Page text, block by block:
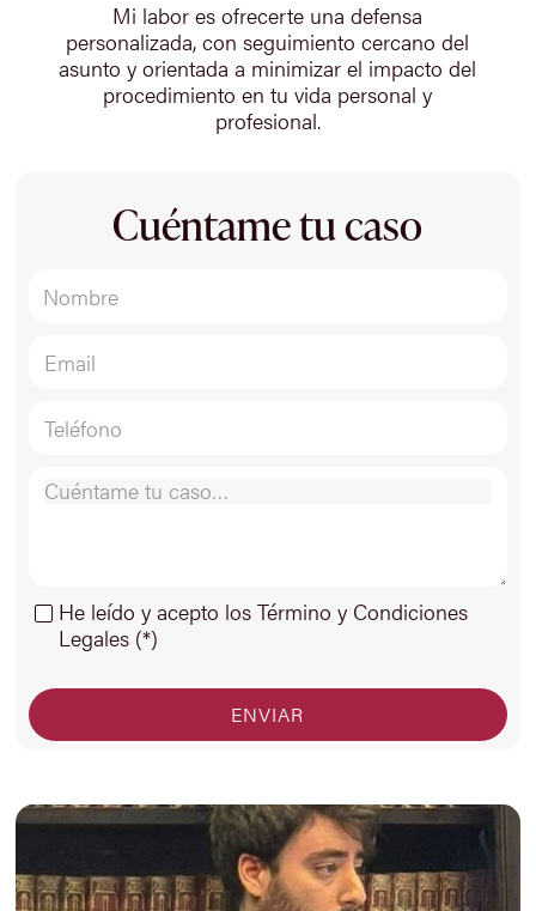
Mi labor es ofrecerte una defensa
personalizada, con seguimiento cercano del
asunto y orientada a minimizar el impacto del
procedimiento en tu vida personal y
profesional.
Cuéntame tu caso
He leído y acepto los Término y Condiciones
Legales (*)